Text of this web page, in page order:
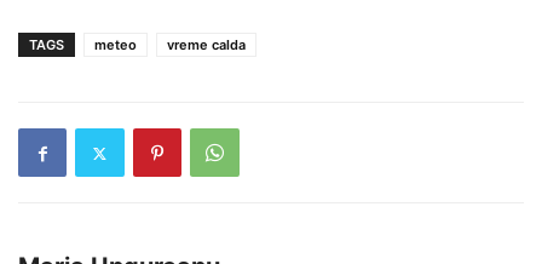
TAGS meteo vreme calda